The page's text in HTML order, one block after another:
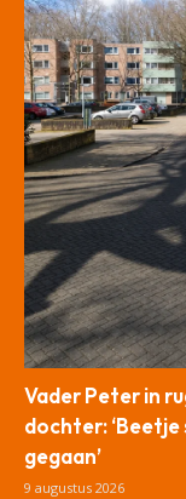
Vader Peter in
dochter:
gegaan’
9 augustus 2026